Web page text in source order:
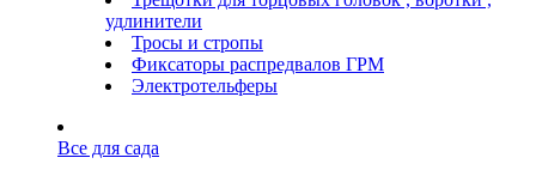
удлинители
Тросы и стропы
Фиксаторы распредвалов ГРМ
Электротельферы
Все для сада